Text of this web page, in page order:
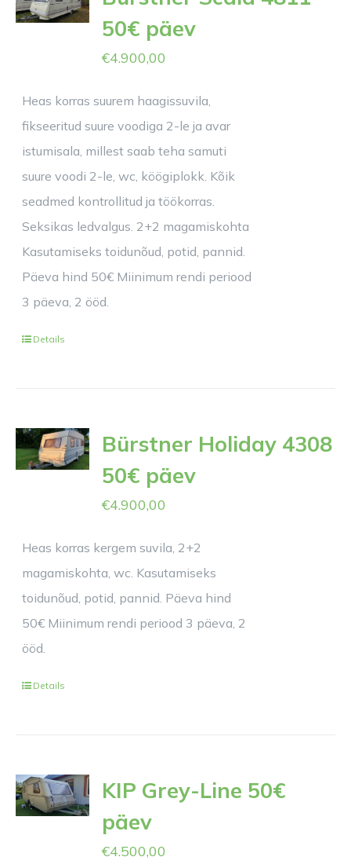
50€ päev
€4.900,00
Heas korras suurem haagissuvila,
fikseeritud suure voodiga 2-le ja avar
istumisala, millest saab teha samuti
suure voodi 2-le, wc, köögiplokk. Kõik
seadmed kontrollitud ja töökorras.
Seksikas ledvalgus. 2+2 magamiskohta
Kasutamiseks toidunõud, potid, pannid.
Päeva hind 50€ Miinimum rendi periood
3 päeva, 2 ööd.
Details
Bürstner Holiday 4308
50€ päev
€4.900,00
Heas korras kergem suvila, 2+2
magamiskohta, wc. Kasutamiseks
toidunõud, potid, pannid. Päeva hind
50€ Miinimum rendi periood 3 päeva, 2
ööd.
Details
KIP Grey-Line 50€
päev
€4.500,00